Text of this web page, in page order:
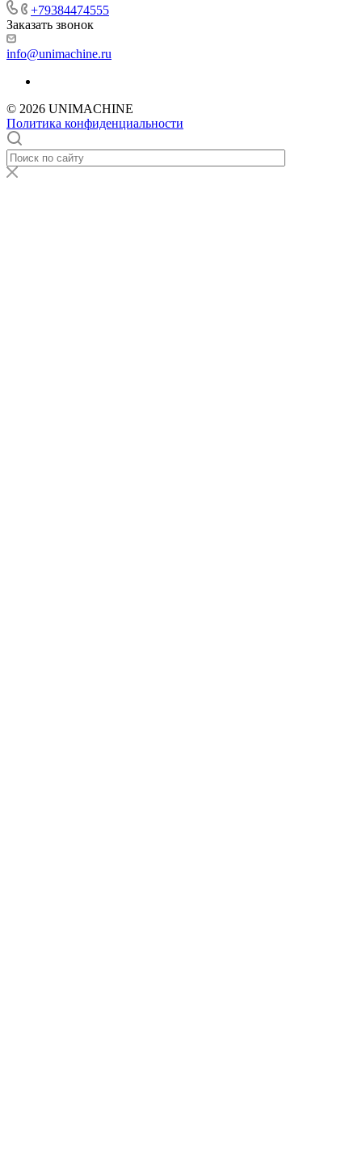
+79384474555
Заказать звонок
info@unimachine.ru
© 2026 UNIMACHINE
Политика конфиденциальности